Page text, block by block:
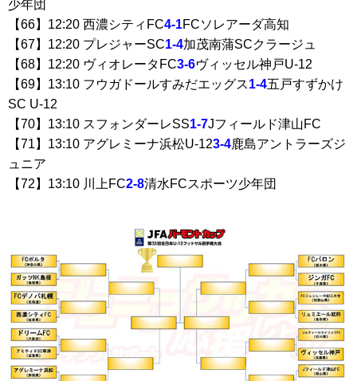
少年団
【66】12:20 西濃シティFC4-1FCソレアーダ高知
【67】12:20 プレジャーSC1-4加茂南蒲SCクラージュ
【68】12:20 ヴィオレータFC3-6ヴィッセル神戸U-12
【69】13:10 フウガドールすみだエッグス1-4五戸すずかけ
SC U-12
【70】13:10 スフォンダーレSS1-7Jフィールド津山FC
【71】13:10 アグレミーナ浜松U-123-4鹿島アントラーズジ
ュニア
【72】13:10 川上FC2-8清水FCスポーツ少年団